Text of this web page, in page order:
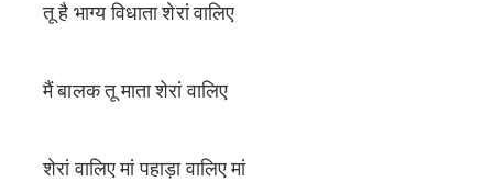
तू है भाग्य विधाता शेरां वालिए
मैं बालक तू माता शेरां वालिए
शेरां वालिए मां पहाड़ा वालिए मां